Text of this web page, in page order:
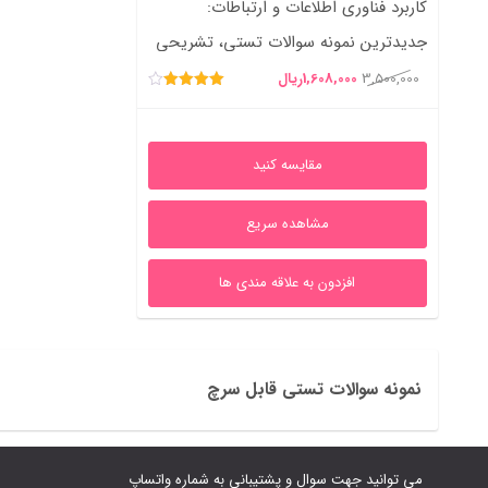
کاربرد فناوری اطلاعات و ارتباطات:
جدیدترین نمونه سوالات تستی، تشریحی
و خلاصه‌های فصل‌به‌فصل
3,500,000 قیمت
3,500,000ریال
1,608,000ریال
1,608,000ریال
مقایسه کنید
مشاهده سریع
افزدون به علاقه مندی ها
نمونه سوالات تستی قابل سرچ
می توانید جهت سوال و پشتیبانی به شماره واتساپ